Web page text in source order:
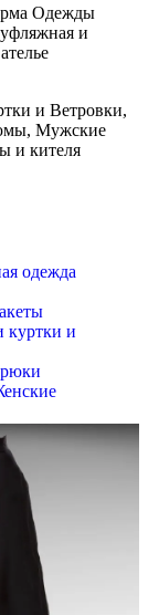
Одежды
и
и Ветровки,
Мужские
и кителя
одежда
куртки и